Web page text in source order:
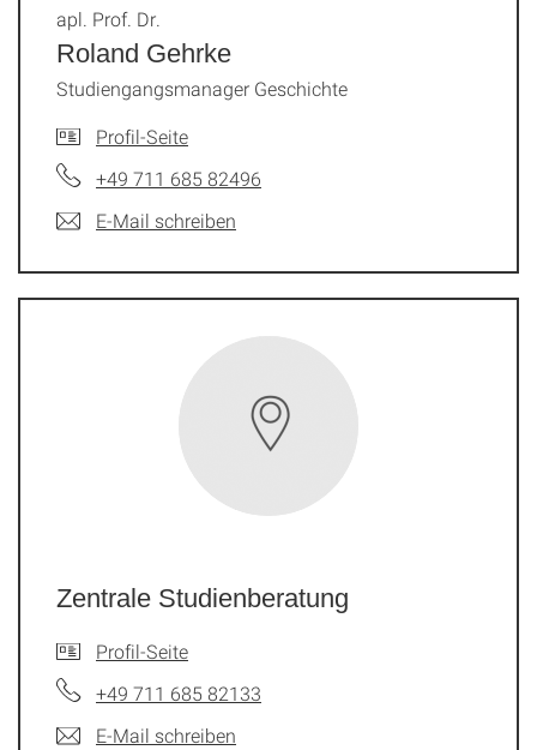
Roland Gehrke
apl. Prof. Dr.
Studiengangsmanager Geschichte
Profil-Seite
+49 711 685 82496
E-Mail schreiben
Zentrale Studienberatung
Profil-Seite
+49 711 685 82133
E-Mail schreiben